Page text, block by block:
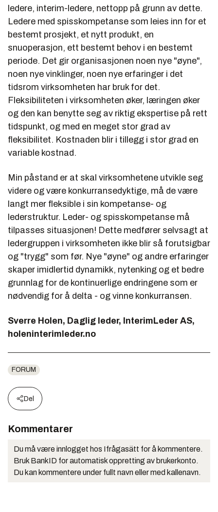
ledere, interim-ledere, nettopp på grunn av dette.
Ledere med spisskompetanse som leies inn for et
bestemt prosjekt, et nytt produkt, en
snuoperasjon, ett bestemt behov i en bestemt
periode. Det gir organisasjonen noen nye "øyne",
noen nye vinklinger, noen nye erfaringer i det
tidsrom virksomheten har bruk for det.
Fleksibiliteten i virksomheten øker, læringen øker
og den kan benytte seg av riktig ekspertise på rett
tidspunkt, og med en meget stor grad av
fleksibilitet. Kostnaden blir i tillegg i stor grad en
variable kostnad.
Min påstand er at skal virksomhetene utvikle seg
videre og være konkurransedyktige, må de være
langt mer fleksible i sin kompetanse- og
lederstruktur. Leder- og spisskompetanse må
tilpasses situasjonen! Dette medfører selvsagt at
ledergruppen i virksomheten ikke blir så forutsigbar
og "trygg" som før. Nye "øyne" og andre erfaringer
skaper imidlertid dynamikk, nytenking og et bedre
grunnlag for de kontinuerlige endringene som er
nødvendig for å delta - og vinne konkurransen.
Sverre Holen, Daglig leder, InterimLeder AS,
holeninterimleder.no
FORUM
Del
Kommentarer
Du må være innlogget hos Ifrågasätt for å kommentere.
Bruk BankID for automatisk oppretting av brukerkonto.
Du kan kommentere under fullt navn eller med kallenavn.